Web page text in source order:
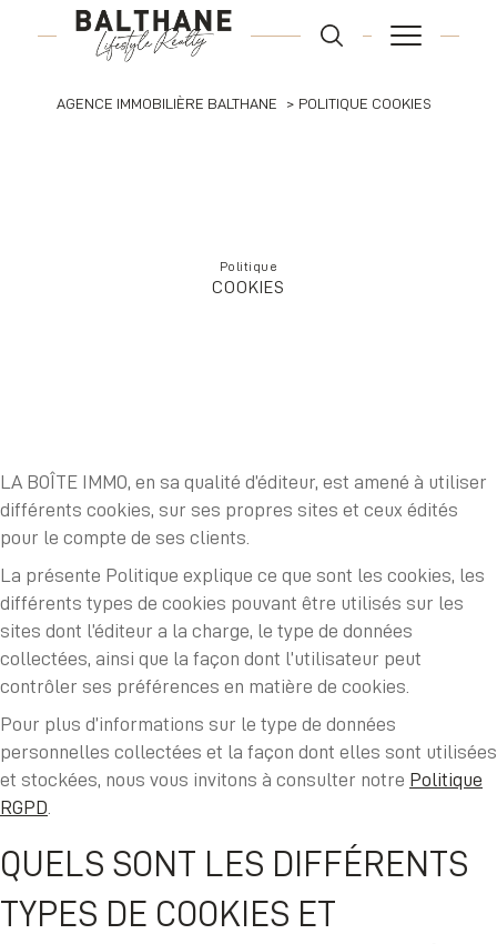
AGENCE IMMOBILIÈRE BALTHANE POLITIQUE COOKIES
Politique
COOKIES
LA BOÎTE IMMO, en sa qualité d’éditeur, est amené à utiliser
différents cookies, sur ses propres sites et ceux édités
pour le compte de ses clients.
La présente Politique explique ce que sont les cookies, les
différents types de cookies pouvant être utilisés sur les
sites dont l’éditeur a la charge, le type de données
collectées, ainsi que la façon dont l’utilisateur peut
contrôler ses préférences en matière de cookies.
Pour plus d’informations sur le type de données
personnelles collectées et la façon dont elles sont utilisées
et stockées, nous vous invitons à consulter notre Politique
RGPD
QUELS SONT LES DIFFÉRENTS
TYPES DE COOKIES ET